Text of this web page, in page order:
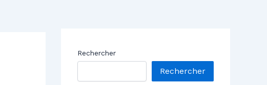
Rechercher
Rechercher